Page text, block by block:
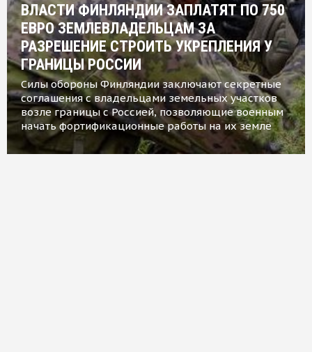
ВЛАСТИ ФИНЛЯНДИИ ЗАПЛАТЯТ ПО 750
ЕВРО ЗЕМЛЕВЛАДЕЛЬЦАМ ЗА
РАЗРЕШЕНИЕ СТРОИТЬ УКРЕПЛЕНИЯ У
ГРАНИЦЫ РОССИИ
Силы обороны Финляндии заключают секретные
соглашения с владельцами земельных участков
возле границы с Россией, позволяющие военным
начать фортификационные работы на их земле